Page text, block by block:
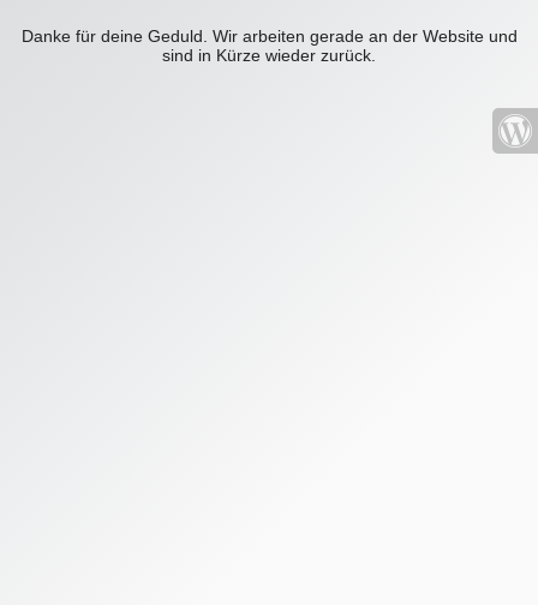
Danke für deine Geduld. Wir arbeiten gerade an der Website und
sind in Kürze wieder zurück.